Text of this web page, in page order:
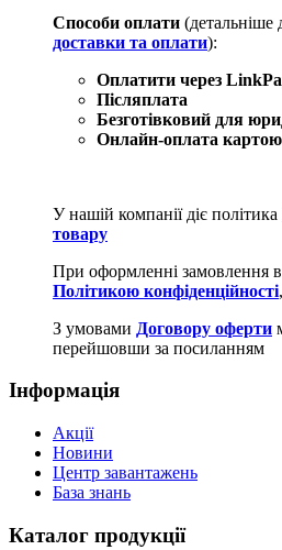
Способи оплати (детальніше
доставки та оплати):
Оплатити через
Післяплата
Безготівковий для
Онлайн-оплата картою
У нашій компанії діє політика
товару
При оформленні замовлення
Політикою конфіденційності
З умовами Договору оферти
перейшовши за посиланням
Інформація
Акції
Новини
Центр завантажень
База знань
Каталог продукції